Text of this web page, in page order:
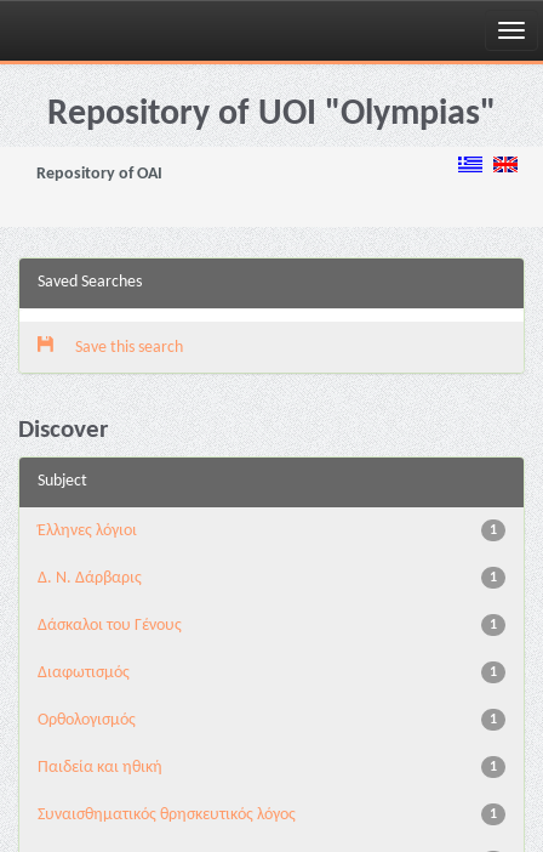
Skip
navigationRepository of UOI "Olympias"
Repository of OAI
Saved Searches
Save this search
Discover
Subject
1
Έλληνες λόγιοι
1
Δ. Ν. Δάρβαρις
1
Δάσκαλοι του Γένους
1
Διαφωτισμός
1
Ορθολογισμός
1
Παιδεία και ηθική
1
Συναισθηματικός θρησκευτικός λόγος